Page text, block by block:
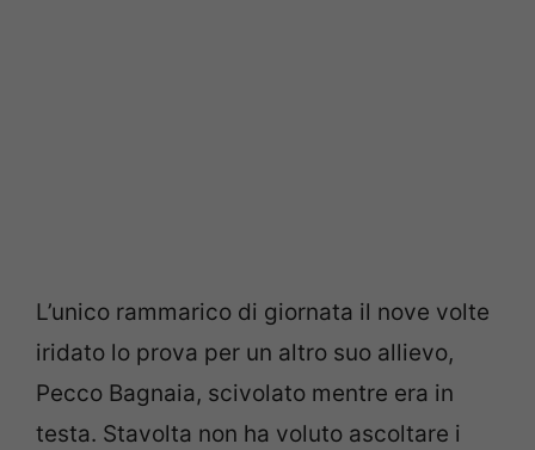
L’unico rammarico di giornata il nove volte
iridato lo prova per un altro suo allievo,
Pecco Bagnaia, scivolato mentre era in
testa. Stavolta non ha voluto ascoltare i